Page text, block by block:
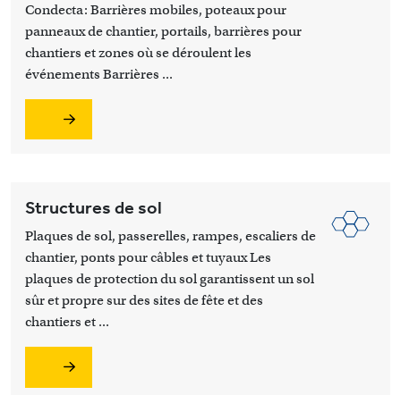
Condecta: Barrières mobiles, poteaux pour
panneaux de chantier, portails, barrières pour
chantiers et zones où se déroulent les
événements Barrières ...
Structures de sol
Plaques de sol, passerelles, rampes, escaliers de
chantier, ponts pour câbles et tuyaux Les
plaques de protection du sol garantissent un sol
sûr et propre sur des sites de fête et des
chantiers et ...